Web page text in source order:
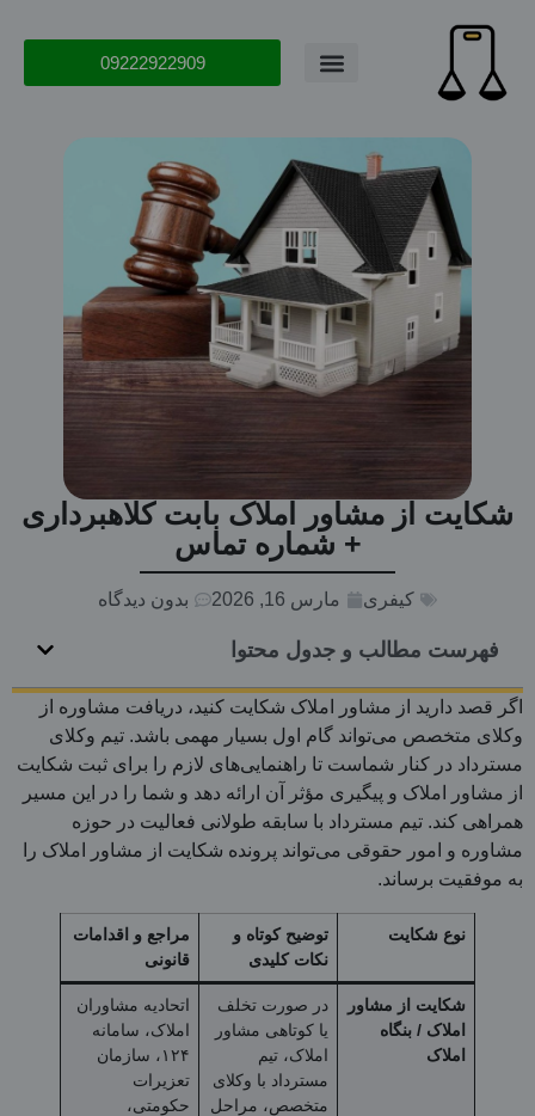
09222922909
شکایت از مشاور املاک بابت کلاهبرداری
+ شماره تماس
کیفری مارس 16, 2026 بدون دیدگاه
فهرست مطالب و جدول محتوا
اگر قصد دارید از مشاور املاک شکایت کنید، دریافت مشاوره از
وکلای متخصص می‌تواند گام اول بسیار مهمی باشد. تیم وکلای
مسترداد در کنار شماست تا راهنمایی‌های لازم را برای ثبت شکایت
از مشاور املاک و پیگیری مؤثر آن ارائه دهد و شما را در این مسیر
همراهی کند. تیم مسترداد با سابقه طولانی فعالیت در حوزه
مشاوره و امور حقوقی می‌تواند پرونده شکایت از مشاور املاک را
به موفقیت برساند.
نوع شکایت
توضیح کوتاه و
نکات کلیدی
مراجع و اقدامات
قانونی
شکایت از مشاور
املاک / بنگاه
املاک
در صورت تخلف
یا کوتاهی مشاور
املاک، تیم
مسترداد با وکلای
متخصص، مراحل
اتحادیه مشاوران
املاک، سامانه
۱۲۴، سازمان
تعزیرات
حکومتی،